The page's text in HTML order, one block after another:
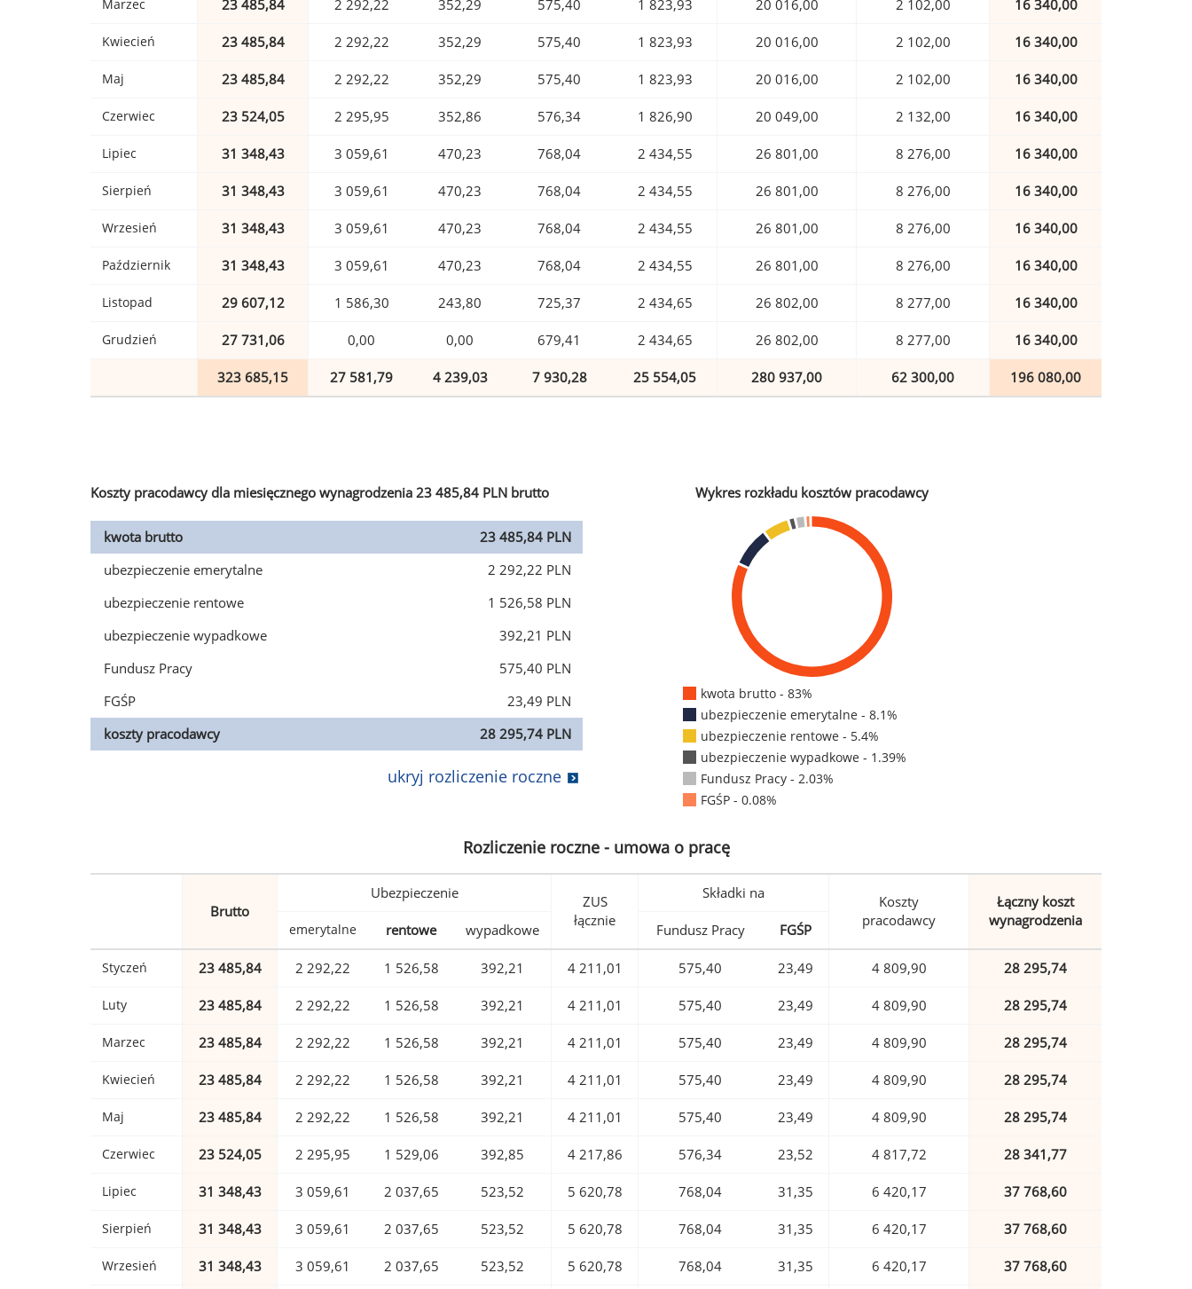
Marzec 23 485,84 2 292,22 352,29 575,40 1 823,93 20 016,00 2 102,00 16 340,00
Kwiecień 23 485,84 2 292,22 352,29 575,40 1 823,93 20 016,00 2 102,00 16 340,00
Maj 23 485,84 2 292,22 352,29 575,40 1 823,93 20 016,00 2 102,00 16 340,00
Czerwiec 23 524,05 2 295,95 352,86 576,34 1 826,90 20 049,00 2 132,00 16 340,00
Lipiec 31 348,43 3 059,61 470,23 768,04 2 434,55 26 801,00 8 276,00 16 340,00
Sierpień 31 348,43 3 059,61 470,23 768,04 2 434,55 26 801,00 8 276,00 16 340,00
Wrzesień 31 348,43 3 059,61 470,23 768,04 2 434,55 26 801,00 8 276,00 16 340,00
Październik 31 348,43 3 059,61 470,23 768,04 2 434,55 26 801,00 8 276,00 16 340,00
Listopad 29 607,12 1 586,30 243,80 725,37 2 434,65 26 802,00 8 277,00 16 340,00
Grudzień 27 731,06 0,00 0,00 679,41 2 434,65 26 802,00 8 277,00 16 340,00
323 685,15 27 581,79 4 239,03 7 930,28 25 554,05 280 937,00 62 300,00 196 080,00
Koszty pracodawcy dla miesięcznego wynagrodzenia 23 485,84 PLN brutto
kwota brutto
23 485,84 PLN
ubezpieczenie emerytalne
2 292,22 PLN
ubezpieczenie rentowe
1 526,58 PLN
ubezpieczenie wypadkowe
392,21 PLN
Fundusz Pracy
575,40 PLN
FGŚP
23,49 PLN
koszty pracodawcy
28 295,74 PLN
ukryj rozliczenie roczne
Wykres rozkładu kosztów pracodawcy
kwota brutto - 83%
ubezpieczenie emerytalne - 8.1%
ubezpieczenie rentowe - 5.4%
ubezpieczenie wypadkowe - 1.39%
Fundusz Pracy - 2.03%
FGŚP - 0.08%
Rozliczenie roczne - umowa o pracę
Brutto
Ubezpieczenie
ZUS
łącznie
Składki na
Koszty
pracodawcy
Łączny koszt
wynagrodzenia
emerytalne rentowe wypadkowe Fundusz Pracy FGŚP
Styczeń 23 485,84 2 292,22 1 526,58 392,21 4 211,01 575,40 23,49 4 809,90 28 295,74
Luty 23 485,84 2 292,22 1 526,58 392,21 4 211,01 575,40 23,49 4 809,90 28 295,74
Marzec 23 485,84 2 292,22 1 526,58 392,21 4 211,01 575,40 23,49 4 809,90 28 295,74
Kwiecień 23 485,84 2 292,22 1 526,58 392,21 4 211,01 575,40 23,49 4 809,90 28 295,74
Maj 23 485,84 2 292,22 1 526,58 392,21 4 211,01 575,40 23,49 4 809,90 28 295,74
Czerwiec 23 524,05 2 295,95 1 529,06 392,85 4 217,86 576,34 23,52 4 817,72 28 341,77
Lipiec 31 348,43 3 059,61 2 037,65 523,52 5 620,78 768,04 31,35 6 420,17 37 768,60
Sierpień 31 348,43 3 059,61 2 037,65 523,52 5 620,78 768,04 31,35 6 420,17 37 768,60
Wrzesień 31 348,43 3 059,61 2 037,65 523,52 5 620,78 768,04 31,35 6 420,17 37 768,60